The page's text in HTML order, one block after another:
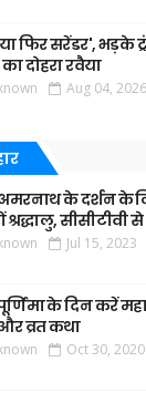
फिर सरेंडर', भड़के
दोहरा रवैया
Aug 04, 2026
अमरनाथ के दर्शन के
श्रद्धालु, सीसीटीवी
Jul 15, 2023
के दिन करें
व्रत कथा
Oct 30, 2020